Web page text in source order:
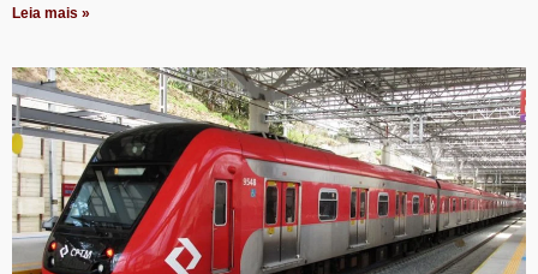
Leia mais »